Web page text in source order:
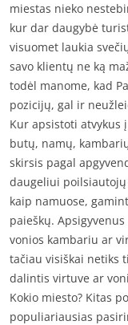
miestas nieko
kur dar daugybė
visuomet laukia
savo klientų ne ką
todėl manome, kad
pozicijų, gal ir
Kur apsistoti atvykus
butų, namų,
skirsis pagal
daugeliui
kaip namuose,
paieškų.
vonios kambariu ar
tačiau visiškai netiks
dalintis virtuve ar
Kokio miesto? Kitas
populiariausias